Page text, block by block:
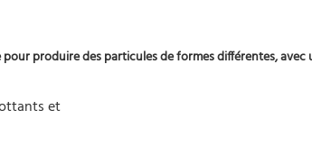
produire des particules de formes différentes,